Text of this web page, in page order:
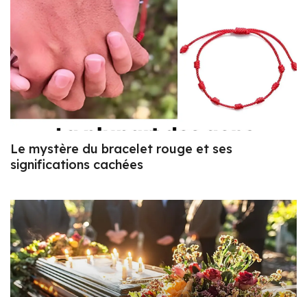
Le mystère du bracelet rouge et ses
significations cachées